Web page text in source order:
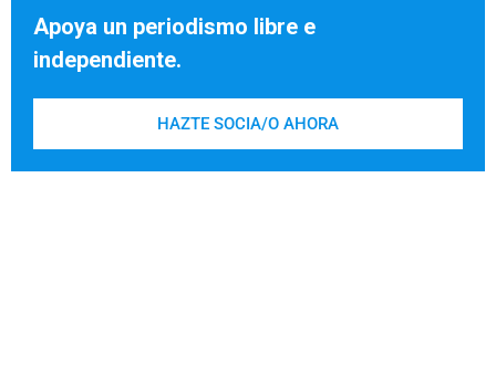
Apoya un periodismo libre e
independiente.
HAZTE SOCIA/O AHORA